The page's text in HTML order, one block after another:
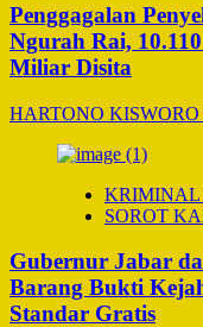
Penggagalan
Ngurah Rai,
Miliar Disita
HARTONO KISWORO
SOROT
Gubernur Jabar
Barang Bukti
Standar Gratis